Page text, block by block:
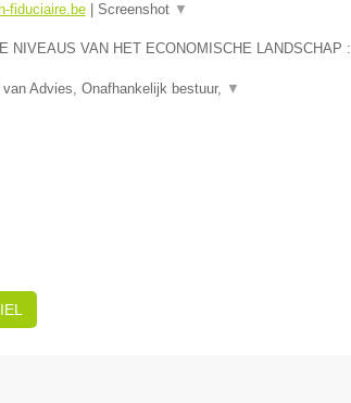
fiduciaire.be| Screenshot ▼
NIVEAUS VAN HET ECONOMISCHE LANDSCHAP :
Advies, Onafhankelijk bestuur, ▼